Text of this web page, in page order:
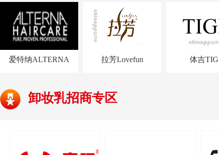
爱特纳ALTERNA 拉芳Lovefun 体吉
卸妆乳招商专区